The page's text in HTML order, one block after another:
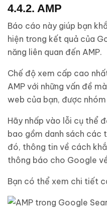
4.4.2. AMP
Báo cáo này giúp bạn
hiện trong kết quả của
năng liên quan đến AMP.
Chế độ xem cấp cao
AMP với những vấn đề
web của bạn, được
Hãy nhấp vào lỗi cụ thể
bao gồm danh sách các
đó, thông tin về cách
thông báo cho Google
Bạn có thể xem chi tiết